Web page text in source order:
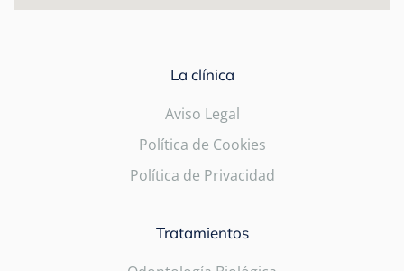
La clínica
Aviso Legal
Política de Cookies
Política de Privacidad
Tratamientos